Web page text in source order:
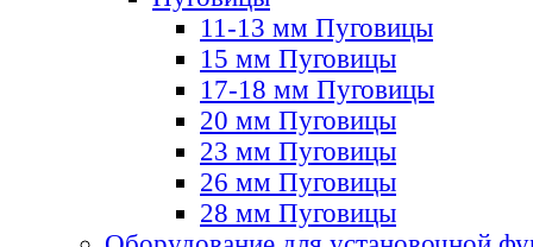
11-13 мм Пуговицы
15 мм Пуговицы
17-18 мм Пуговицы
20 мм Пуговицы
23 мм Пуговицы
26 мм Пуговицы
28 мм Пуговицы